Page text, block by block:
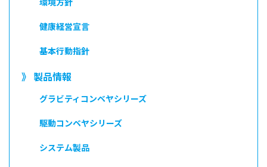
健康経営宣言
基本行動指針
》 製品情報
グラビティコンベヤシリーズ
駆動コンベヤシリーズ
システム製品